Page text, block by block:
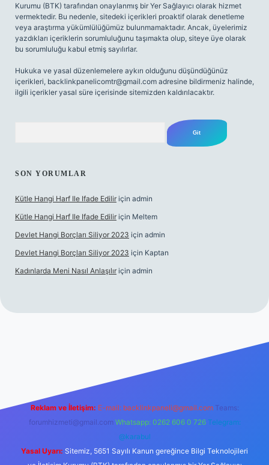
Kurumu (BTK) tarafından onaylanmış bir Yer Sağlayıcı olarak hizmet
vermektedir. Bu nedenle, sitedeki içerikleri proaktif olarak denetleme
veya araştırma yükümlülüğümüz bulunmamaktadır. Ancak, üyelerimiz
yazdıkları içeriklerin sorumluluğunu taşımakta olup, siteye üye olarak
bu sorumluluğu kabul etmiş sayılırlar.
Hukuka ve yasal düzenlemelere aykırı olduğunu düşündüğünüz
içerikleri, backlinkpanelicomtr@gmail.com adresine bildirmeniz halinde,
ilgili içerikler yasal süre içerisinde sitemizden kaldırılacaktır.
SON YORUMLAR
Kütle Hangi Harf Ile Ifade Edilir için admin
Kütle Hangi Harf Ile Ifade Edilir için Meltem
Devlet Hangi Borçları Siliyor 2023 için admin
Devlet Hangi Borçları Siliyor 2023 için Kaptan
Kadınlarda Meni Nasıl Anlaşılır için admin
Betexper
Reklam ve İletişim: E-mail: backlinkpaneli@gmail.com Teams:
forumhizmeti@gmail.com Whatsapp: 0262 606 0 726 Telegram:
@karabul
Yasal Uyarı: Sitemiz, 5651 Sayılı Kanun gereğince Bilgi Teknolojileri